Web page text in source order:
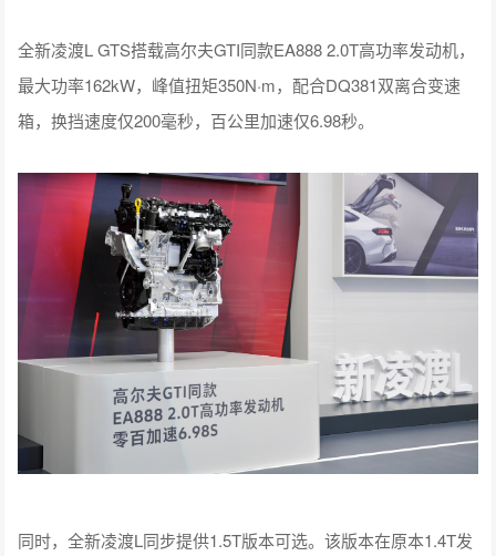
全新凌渡L GTS搭载高尔夫GTI同款EA888 2.0T高功率发动机，
最大功率162kW，峰值扭矩350N·m，配合DQ381双离合变速
箱，换挡速度仅200毫秒，百公里加速仅6.98秒。
同时，全新凌渡L同步提供1.5T版本可选。该版本在原本1.4T发